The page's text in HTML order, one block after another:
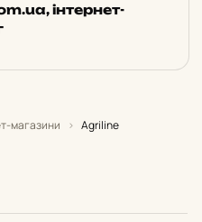
інтернет-
магазини › Agriline